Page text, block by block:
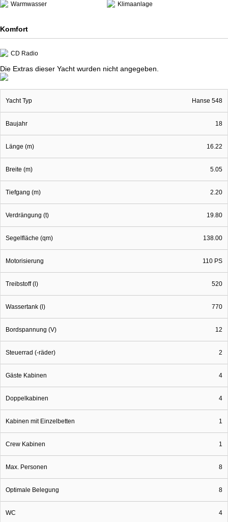
Warmwasser Klimaanlage
Komfort
CD Radio
Die Extras dieser Yacht wurden nicht angegeben.
Yacht Typ Hanse 548
Baujahr 18
Länge (m) 16.22
Breite (m) 5.05
Tiefgang (m) 2.20
Verdrängung (t) 19.80
Segelfläche (qm) 138.00
Motorisierung 110 PS
Treibstoff (l) 520
Wassertank (l) 770
Bordspannung (V) 12
Steuerrad (-räder) 2
Gäste Kabinen 4
Doppelkabinen 4
Kabinen mit Einzelbetten 1
Crew Kabinen 1
Max. Personen 8
Optimale Belegung 8
WC 4